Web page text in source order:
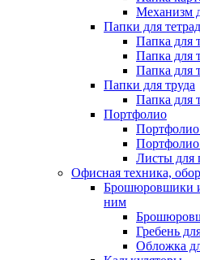
Механизм
Папки для
Папка для
Папка для
Папка для
Папки для труда
Папка для
Портфолио
Портфолио
Листы для
Офисная техника,
Брошюровшики
ним
Гребень
Обложка